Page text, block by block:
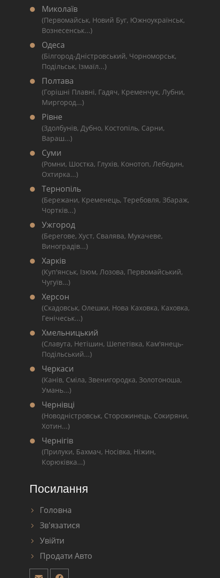
Миколаїв
(Первомайськ, Новий Буг, Южноукраїнськ,
Вознесенськ...)
Одеса
(Білгород-Дністровський, Чорноморськ,
Подільськ, Ізмаїл...)
Полтава
(Горішні Плавні, Гадяч, Кременчук, Лубни,
Миргород...)
Рівне
(Здолбунів, Дубно, Костопіль, Сарни,
Вараш...)
Суми
(Ромни, Шостка, Глухів, Конотоп, Лебедин,
Охтирка...)
Тернопіль
(Бережани, Кременець, Теребовля, Збараж,
Чортків...)
Ужгород
(Берегове, Хуст, Свалява, Мукачеве,
Виноградів...)
Харків
(Куп'янськ, Ізюм, Лозова, Первомайський,
Чугуїв...)
Херсон
(Скадовськ, Олешки, Нова Каховка, Каховка,
Генічеськ...)
Хмельницький
(Славута, Нетішин, Шепетівка, Кам'янець-
Подільський...)
Черкаси
(Канів, Сміла, Звенигородка, Золотоноша,
Умань...)
Чернівці
(Новодністровськ, Сторожинець, Сокиряни,
Хотин...)
Чернігів
(Прилуки, Бахмач, Носівка, Ніжин,
Корюківка...)
Посилання
Головна
Зв'язатися
Увійти
Продати Авто